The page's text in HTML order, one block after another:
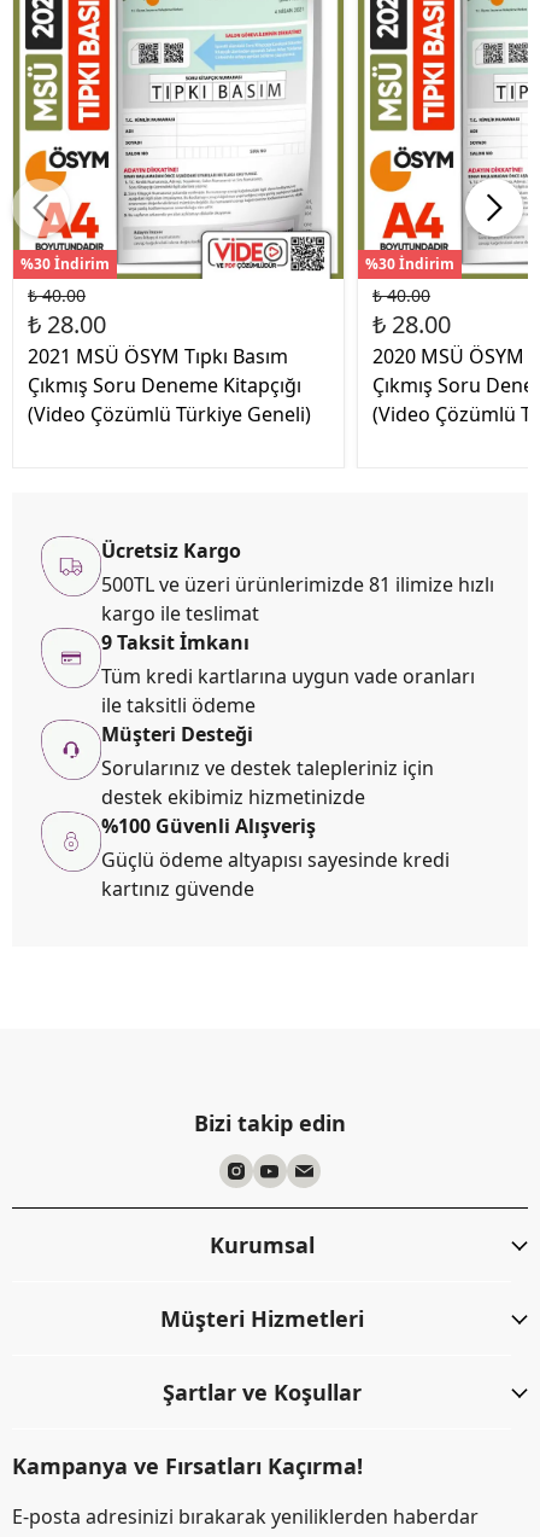
%30 İndirim
₺ 40.00
₺ 28.00
2021 MSÜ ÖSYM Tıpkı Basım
Çıkmış Soru Deneme Kitapçığı
(Video Çözümlü Türkiye Geneli)
%30 İndirim
₺ 40.00
₺ 28.00
2020 MSÜ ÖSYM
Çıkmış Soru
(Video Çözümlü
Ücretsiz Kargo
500TL ve üzeri ürünlerimizde 81 ilimize hızlı
kargo ile teslimat
9 Taksit İmkanı
Tüm kredi kartlarına uygun vade oranları
ile taksitli ödeme
Müşteri Desteği
Sorularınız ve destek talepleriniz için
destek ekibimiz hizmetinizde
%100 Güvenli Alışveriş
Güçlü ödeme altyapısı sayesinde kredi
kartınız güvende
Bizi takip edin
Kurumsal
Müşteri Hizmetleri
Şartlar ve Koşullar
Kampanya ve Fırsatları Kaçırma!
E-posta adresinizi bırakarak yeniliklerden haberdar